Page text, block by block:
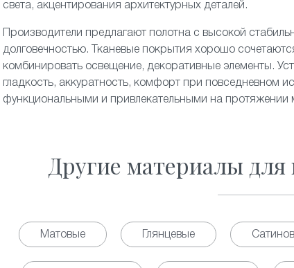
света, акцентирования архитектурных деталей.
Производители предлагают полотна с высокой
долговечностью. Тканевые покрытия хорошо
комбинировать освещение, декоративные элементы.
гладкость, аккуратность, комфорт при повседневном
функциональными и привлекательными на протяжении
Другие материалы
Матовые Глянцевые